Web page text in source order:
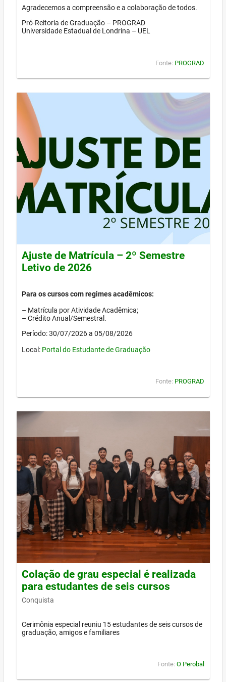
Agradecemos a compreensão e a colaboração de todos.
Pró-Reitoria de Graduação – PROGRAD
Universidade Estadual de Londrina – UEL
Fonte: PROGRAD
Ajuste de Matrícula – 2º Semestre
Letivo de 2026
Para os cursos com regimes acadêmicos:
– Matrícula por Atividade Acadêmica;
– Crédito Anual/Semestral.
Período: 30/07/2026 a 05/08/2026
Local: Portal do Estudante de Graduação
Fonte: PROGRAD
Colação de grau especial é realizada
para estudantes de seis cursos
Conquista
Cerimônia especial reuniu 15 estudantes de seis cursos de
graduação, amigos e familiares
Fonte: O Perobal